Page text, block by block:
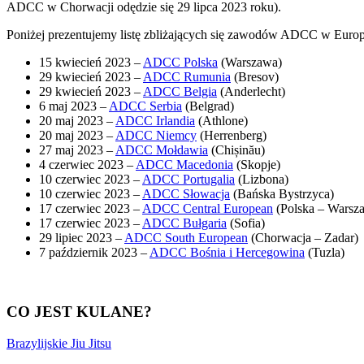
ADCC w Chorwacji odędzie się 29 lipca 2023 roku).
Poniżej prezentujemy listę zbliżających się zawodów ADCC w
15 kwiecień 2023 – ADCC Polska (Warszawa)
29 kwiecień 2023 – ADCC Rumunia (Bresov)
29 kwiecień 2023 – ADCC Belgia (Anderlecht)
6 maj 2023 – ADCC Serbia (Belgrad)
20 maj 2023 – ADCC Irlandia (Athlone)
20 maj 2023 – ADCC Niemcy (Herrenberg)
27 maj 2023 – ADCC Mołdawia (Chișinău)
4 czerwiec 2023 – ADCC Macedonia (Skopje)
10 czerwiec 2023 – ADCC Portugalia (Lizbona)
10 czerwiec 2023 – ADCC Słowacja (Bańska Bystrzyca)
17 czerwiec 2023 – ADCC Central European (Polska –
17 czerwiec 2023 – ADCC Bułgaria (Sofia)
29 lipiec 2023 – ADCC South European (Chorwacja – Zadar)
7 październik 2023 – ADCC Bośnia i Hercegowina (Tuzla)
CO JEST KULANE?
Brazylijskie Jiu Jitsu